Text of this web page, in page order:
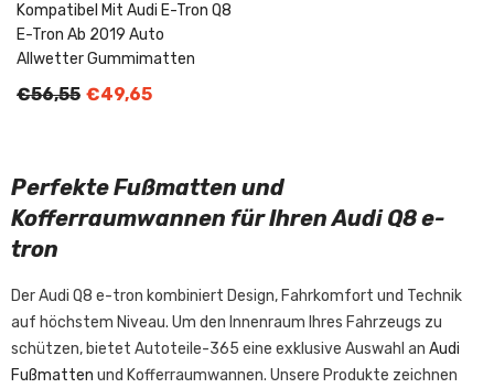
Kompatibel Mit Audi E-Tron Q8
E-Tron Ab 2019 Auto
Allwetter Gummimatten
€56,55 €49,65
Perfekte Fußmatten und
Kofferraumwannen für Ihren Audi Q8 e-
tron
Der Audi Q8 e-tron kombiniert Design, Fahrkomfort und Technik
auf höchstem Niveau. Um den Innenraum Ihres Fahrzeugs zu
schützen, bietet Autoteile-365 eine exklusive Auswahl an Audi
Fußmatten und Kofferraumwannen. Unsere Produkte zeichnen